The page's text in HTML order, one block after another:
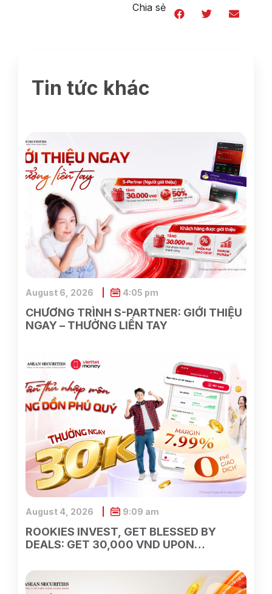
Chia sẻ
Tin tức khác
CHƯƠNG TRÌNH S-PARTNER: GIỚI THIỆU
NGAY – THƯỞNG LIỀN TAY
August 6, 2026 4:05 pm
ROOKIES INVEST, GET BLESSED BY
DEALS: GET 30,000 VND UPON
ACCOUNT ON VIETTEL MONEY
August 4, 2026 9:09 am